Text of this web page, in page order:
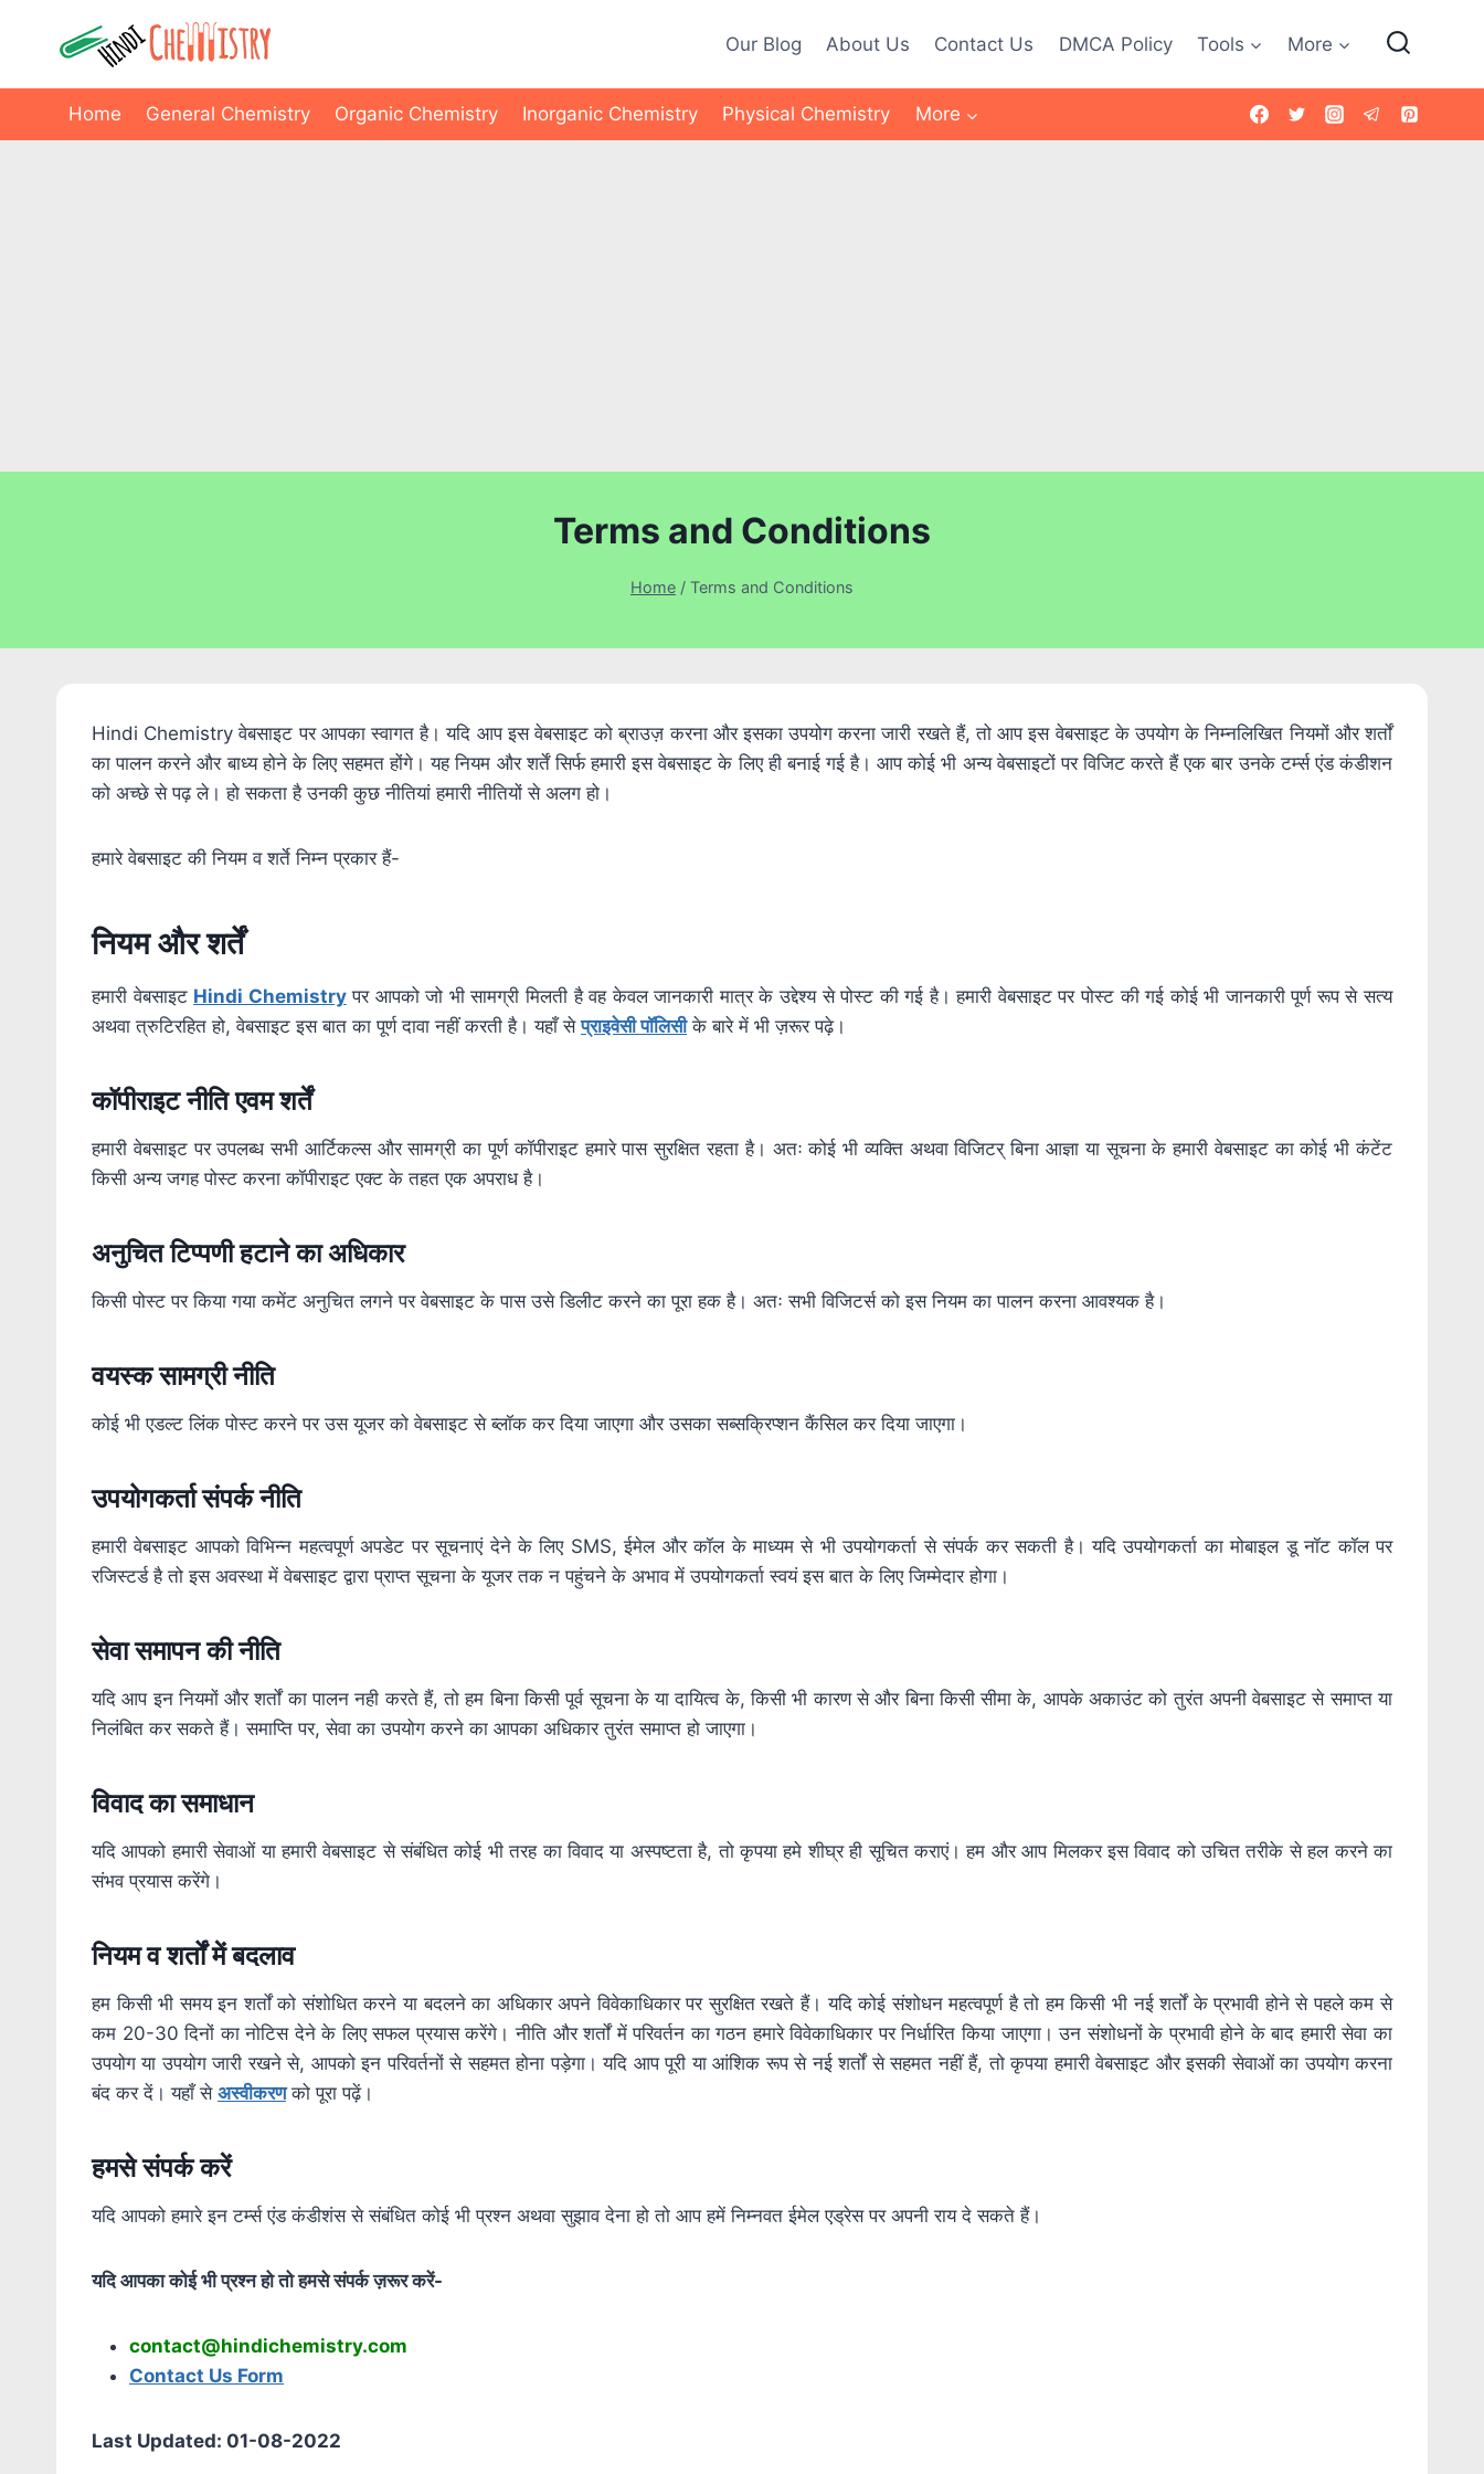
Our Blog About Us Contact Us DMCA Policy Tools More
Home General Chemistry Organic Chemistry Inorganic Chemistry Physical Chemistry More
Terms and Conditions
Home / Terms and Conditions
Hindi Chemistry वेबसाइट पर आपका स्वागत है। यदि आप इस वेबसाइट को ब्राउज़ करना और इसका उपयोग करना जारी रखते हैं, तो आप इस वेबसाइट के उपयोग के निम्नलिखित नियमों और शर्तों
का पालन करने और बाध्य होने के लिए सहमत होंगे। यह नियम और शर्तें सिर्फ हमारी इस वेबसाइट के लिए ही बनाई गई है। आप कोई भी अन्य वेबसाइटों पर विजिट करते हैं एक बार उनके टर्म्स एंड कंडीशन
को अच्छे से पढ़ ले। हो सकता है उनकी कुछ नीतियां हमारी नीतियों से अलग हो।
हमारे वेबसाइट की नियम व शर्ते निम्न प्रकार हैं-
नियम और शर्तें
हमारी वेबसाइट Hindi Chemistryपर आपको जो भी सामग्री मिलती है वह केवल जानकारी मात्र के उद्देश्य से पोस्ट की गई है। हमारी वेबसाइट पर पोस्ट की गई कोई भी जानकारी पूर्ण रूप से सत्य
अथवा त्रुटिरहित हो, वेबसाइट इस बात का पूर्ण दावा नहीं करती है। यहाँ सेप्राइवेसी पॉलिसीके बारे में भी ज़रूर पढ़े।
कॉपीराइट नीति एवम शर्तें
हमारी वेबसाइट पर उपलब्ध सभी आर्टिकल्स और सामग्री का पूर्ण कॉपीराइट हमारे पास सुरक्षित रहता है। अतः कोई भी व्यक्ति अथवा विजिटर् बिना आज्ञा या सूचना के हमारी वेबसाइट का कोई भी कंटेंट
किसी अन्य जगह पोस्ट करना कॉपीराइट एक्ट के तहत एक अपराध है।
अनुचित टिप्पणी हटाने का अधिकार
किसी पोस्ट पर किया गया कमेंट अनुचित लगने पर वेबसाइट के पास उसे डिलीट करने का पूरा हक है। अतः सभी विजिटर्स को इस नियम का पालन करना आवश्यक है।
वयस्क सामग्री नीति
कोई भी एडल्ट लिंक पोस्ट करने पर उस यूजर को वेबसाइट से ब्लॉक कर दिया जाएगा और उसका सब्सक्रिप्शन कैंसिल कर दिया जाएगा।
उपयोगकर्ता संपर्क नीति
हमारी वेबसाइट आपको विभिन्न महत्वपूर्ण अपडेट पर सूचनाएं देने के लिए SMS, ईमेल और कॉल के माध्यम से भी उपयोगकर्ता से संपर्क कर सकती है। यदि उपयोगकर्ता का मोबाइल डू नॉट कॉल पर
रजिस्टर्ड है तो इस अवस्था में वेबसाइट द्वारा प्राप्त सूचना के यूजर तक न पहुंचने के अभाव में उपयोगकर्ता स्वयं इस बात के लिए जिम्मेदार होगा।
सेवा समापन की नीति
यदि आप इन नियमों और शर्तों का पालन नही करते हैं, तो हम बिना किसी पूर्व सूचना के या दायित्व के, किसी भी कारण से और बिना किसी सीमा के, आपके अकाउंट को तुरंत अपनी वेबसाइट से समाप्त या
निलंबित कर सकते हैं। समाप्ति पर, सेवा का उपयोग करने का आपका अधिकार तुरंत समाप्त हो जाएगा।
विवाद का समाधान
यदि आपको हमारी सेवाओं या हमारी वेबसाइट से संबंधित कोई भी तरह का विवाद या अस्पष्टता है, तो कृपया हमे शीघ्र ही सूचित कराएं। हम और आप मिलकर इस विवाद को उचित तरीके से हल करने का
संभव प्रयास करेंगे।
नियम व शर्तों में बदलाव
हम किसी भी समय इन शर्तों को संशोधित करने या बदलने का अधिकार अपने विवेकाधिकार पर सुरक्षित रखते हैं। यदि कोई संशोधन महत्वपूर्ण है तो हम किसी भी नई शर्तों के प्रभावी होने से पहले कम से
कम 20-30 दिनों का नोटिस देने के लिए सफल प्रयास करेंगे। नीति और शर्तों में परिवर्तन का गठन हमारे विवेकाधिकार पर निर्धारित किया जाएगा। उन संशोधनों के प्रभावी होने के बाद हमारी सेवा का
उपयोग या उपयोग जारी रखने से, आपको इन परिवर्तनों से सहमत होना पड़ेगा। यदि आप पूरी या आंशिक रूप से नई शर्तों से सहमत नहीं हैं, तो कृपया हमारी वेबसाइट और इसकी सेवाओं का उपयोग करना
बंद कर दें। यहाँ से अस्वीकरणको पूरा पढ़ें।
हमसे संपर्क करें
यदि आपको हमारे इन टर्म्स एंड कंडीशंस से संबंधित कोई भी प्रश्न अथवा सुझाव देना हो तो आप हमें निम्नवत ईमेल एड्रेस पर अपनी राय दे सकते हैं।
यदि आपका कोई भी प्रश्न हो तो हमसे संपर्क ज़रूर करें-
contact@hindichemistry.com
Contact Us Form
Last Updated: 01-08-2022